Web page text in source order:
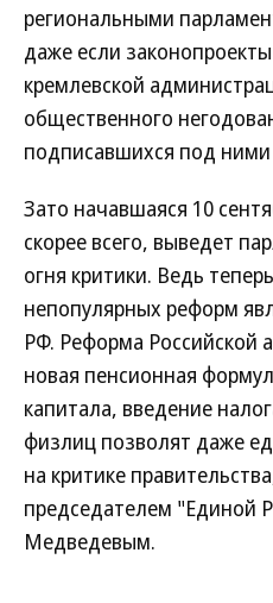
региональными
даже если
кремлевской
общественного
подписавшихся под ними
Зато начавшаяся 10
скорее всего, выведет
огня критики. Ведь
непопулярных реформ
РФ. Реформа Российской
новая пенсионная
капитала, введение
физлиц позволят даже
на критике
председателем "Единой
Медведевым.